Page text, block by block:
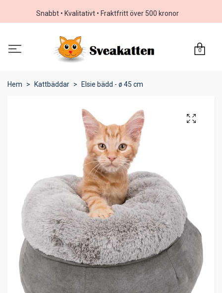
Snabbt • Kvalitativt • Fraktfritt över 500 kronor
0
Hem Kattbäddar Elsie bädd - ø 45 cm